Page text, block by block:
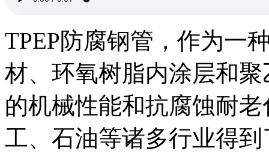
TPEP防腐钢管，作为一
材、环氧树脂内涂层和
的机械性能和抗腐蚀耐
工、石油等诸多行业得